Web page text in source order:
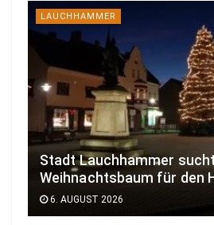
LAUCHHAMMER
Stadt Lauchhammer sucht
Weihnachtsbaum für den
6. AUGUST 2026